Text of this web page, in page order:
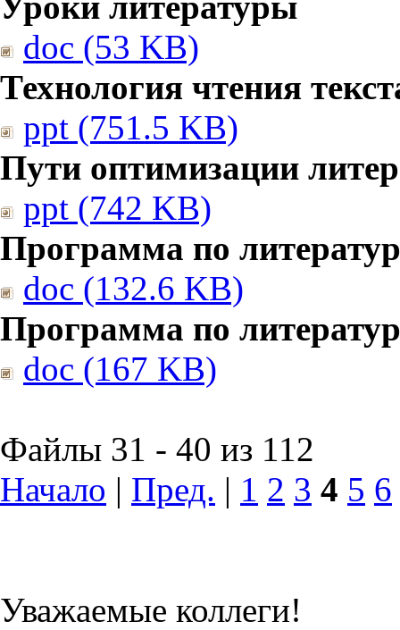
doc (53 KB)
Технология чтения
ppt (751.5 KB)
Пути оптимизации
ppt (742 KB)
Программа по
doc (132.6 KB)
Программа по
doc (167 KB)
Файлы 31 - 40 из 112
Начало | Пред. | 1 2 3 4 5 6
Уважаемые коллеги!